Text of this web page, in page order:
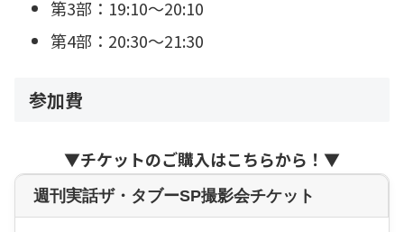
第3部：19:10〜20:10
第4部：20:30〜21:30
参加費
▼チケットのご購入はこちらから！▼
週刊実話ザ・タブーSP撮影会チケット